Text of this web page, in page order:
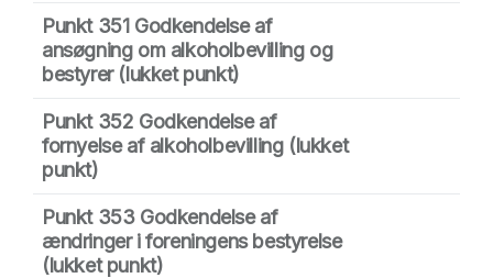
Punkt 351 Godkendelse af
ansøgning om alkoholbevilling og
bestyrer(lukket punkt)
Punkt 352 Godkendelse af
fornyelse af alkoholbevilling(lukket
punkt)
Punkt 353 Godkendelse af
ændringer i foreningens bestyrelse
(lukket punkt)